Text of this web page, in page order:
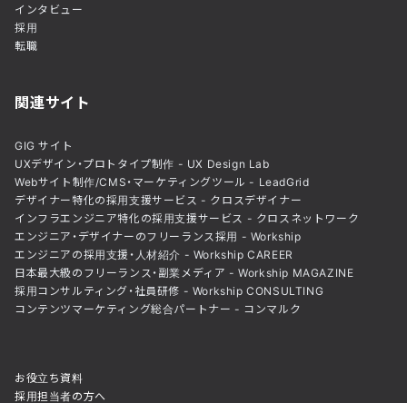
インタビュー
採用
転職
関連サイト
GIG サイト
UXデザイン・プロトタイプ制作 - UX Design Lab
Webサイト制作/CMS・マーケティングツール - LeadGrid
デザイナー特化の採用支援サービス - クロスデザイナー
インフラエンジニア特化の採用支援サービス - クロスネットワーク
エンジニア・デザイナーのフリーランス採用 - Workship
エンジニアの採用支援・人材紹介 - Workship CAREER
日本最大級のフリーランス・副業メディア - Workship MAGAZINE
採用コンサルティング・社員研修 - Workship CONSULTING
コンテンツマーケティング総合パートナー - コンマルク
お役立ち資料
採用担当者の方へ